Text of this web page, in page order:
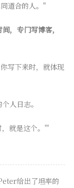
道合的人。"
，专门写博客，
写下来时，就体现
人日志。
就是这个。'"
给出了坦率的